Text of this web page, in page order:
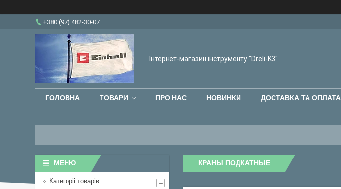
+380 (97) 482-30-07
Інтернет-магазин інструменту "Dreli-K3"
ГОЛОВНА ТОВАРИ ПРО НАС НОВИНКИ ДОСТАВКА ТА ОПЛАТА
КРАНЫ ПОДКАТНЫЕ
Категоріі товарів